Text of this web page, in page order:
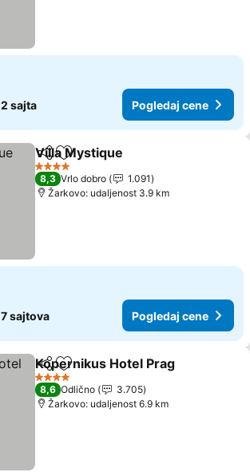
2 sajta Pogledaj cene
Deli Dodati u favorite
Villa Mystique
4 Zvezdice
8,3 Vrlo dobro
1.091
Žarkovo: udaljenost 3.9 km
7 sajtova Pogledaj cene
Deli Dodati u favorite
Kopernikus Hotel Prag
4 Zvezdice
8,6 Odlično
3.705
Žarkovo: udaljenost 6.9 km